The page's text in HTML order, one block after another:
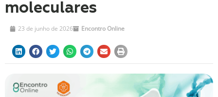
moleculares
23 de junho de 2026 Encontro Online